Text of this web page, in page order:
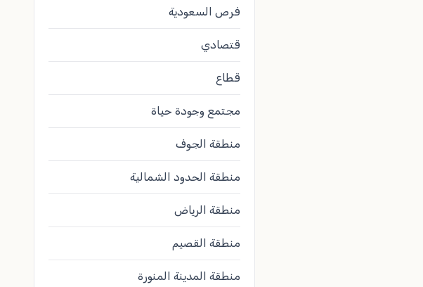
فرص السعودية
قتصادي
قطاع
مجتمع وجودة حياة
منطقة الجوف
منطقة الحدود الشمالية
منطقة الرياض
منطقة القصيم
منطقة المدينة المنورة